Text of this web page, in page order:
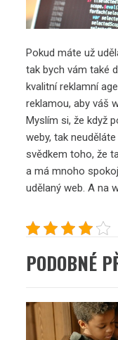
Pokud máte už
tak bych vám také
kvalitní reklamní
reklamou, aby váš
Myslím si, že když
weby, tak
svědkem toho, že
a má mnoho
udělaný web. A na
PODOBNÉ